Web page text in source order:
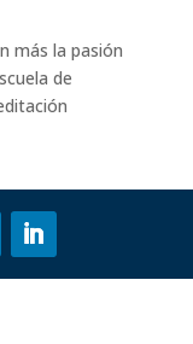
más la pasión
de